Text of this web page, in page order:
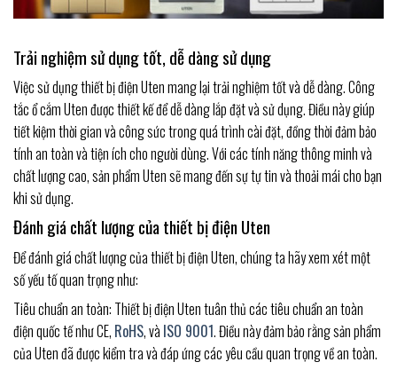
Trải nghiệm sử dụng tốt, dễ dàng sử dụng
Việc sử dụng thiết bị điện Uten mang lại trải nghiệm tốt và dễ dàng. Công
tắc ổ cắm Uten được thiết kế để dễ dàng lắp đặt và sử dụng. Điều này giúp
tiết kiệm thời gian và công sức trong quá trình cài đặt, đồng thời đảm bảo
tính an toàn và tiện ích cho người dùng. Với các tính năng thông minh và
chất lượng cao, sản phẩm Uten sẽ mang đến sự tự tin và thoải mái cho bạn
khi sử dụng.
Đánh giá chất lượng của thiết bị điện Uten
Để đánh giá chất lượng của thiết bị điện Uten, chúng ta hãy xem xét một
số yếu tố quan trọng như:
Tiêu chuẩn an toàn: Thiết bị điện Uten tuân thủ các tiêu chuẩn an toàn
điện quốc tế như CE, RoHS, và ISO 9001. Điều này đảm bảo rằng sản phẩm
của Uten đã được kiểm tra và đáp ứng các yêu cầu quan trọng về an toàn.